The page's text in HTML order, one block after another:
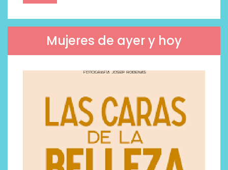
Mujeres de ayer y hoy